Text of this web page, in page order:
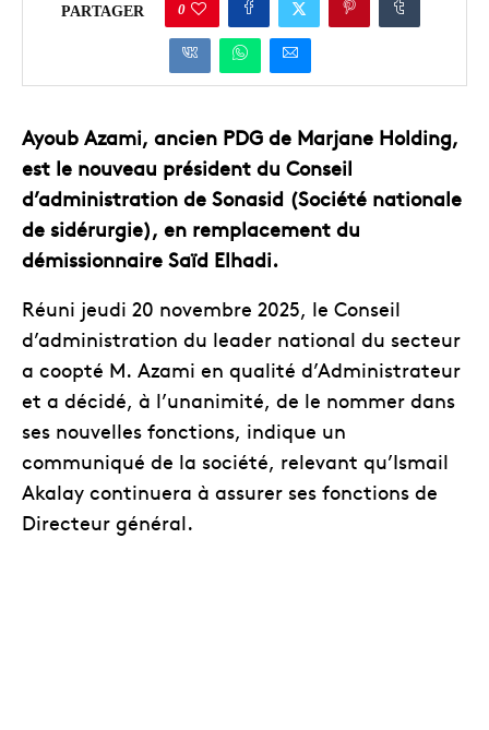
PARTAGER 0
Ayoub Azami, ancien PDG de Marjane Holding,
est le nouveau président du Conseil
d’administration de Sonasid (Société nationale
de sidérurgie), en remplacement du
démissionnaire Saïd Elhadi.
Réuni jeudi 20 novembre 2025, le Conseil
d’administration du leader national du secteur
a coopté M. Azami en qualité d’Administrateur
et a décidé, à l’unanimité, de le nommer dans
ses nouvelles fonctions, indique un
communiqué de la société, relevant qu’Ismail
Akalay continuera à assurer ses fonctions de
Directeur général.